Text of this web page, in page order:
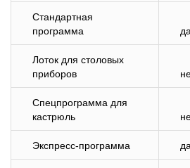
Стандартная
программа
да
Лоток для столовых
приборов
Спецпрограмма для
кастрюль
Экспресс-программа да